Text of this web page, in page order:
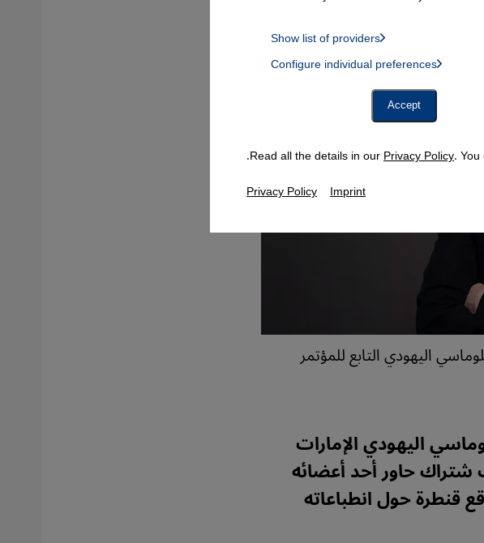
اليهودي التابع للمؤتمر
الدبلوماسي اليهودي الإمارات
شتراك حاور أحد أعضائه
قنطرة حول انطباعاته
Show list of providers
Google Maps Embed, Google Tag Manager, Instagram Embed, Twitter Embed,
Configure individual preferences
Accept
Read all the details in ourPrivacy Policy.
Privacy Policy Imprint